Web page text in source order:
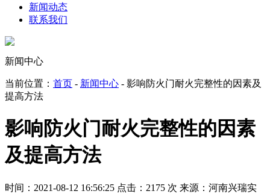
新闻动态
联系我们
新闻中心
当前位置： 首页 - 新闻中心 - 影响防火门耐火完整性的因素及
提高方法
影响防火门耐火完整性的因素
及提高方法
时间：2021-08-12 16:56:25 点击：2175 次 来源：河南兴瑞实